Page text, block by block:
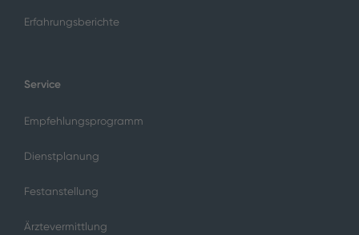
Erfahrungsberichte
Service
Empfehlungsprogramm
Dienstplanung
Festanstellung
Ärztevermittlung